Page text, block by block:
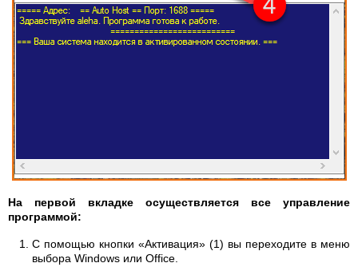
На первой вкладке осуществляется все управление
программой:
С помощью кнопки «Активация» (1) вы переходите в меню
выбора Windows или Office.